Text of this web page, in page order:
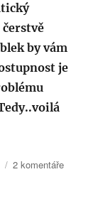
by vám
je
2 komentářeu